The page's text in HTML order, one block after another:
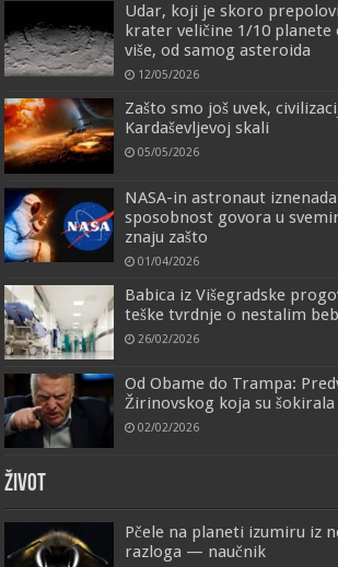
Udar, koji je skoro
krater veličine 1/10 planete
više, od samog asteroida
12/05/2026
Zašto smo još uvek,
Kardaševljevoj skali
05/05/2026
NASA-in astronaut
sposobnost govora u
znaju zašto
01/04/2026
Babica iz Višegradske
teške tvrdnje o nestalim
26/02/2026
Od Obame do Trampa:
Žirinovskog koja su
02/02/2026
ŽIVOT
Pčele na planeti izumiru iz
razloga — naučnik